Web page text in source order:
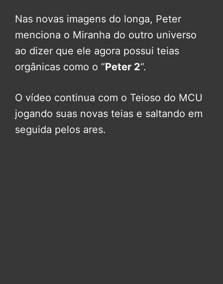
Nas novas imagens do longa, Peter
menciona o Miranha do outro universo
ao dizer que ele agora possui teias
orgânicas como o “Peter 2“.
O vídeo continua com o Teioso do MCU
jogando suas novas teias e saltando em
seguida pelos ares.